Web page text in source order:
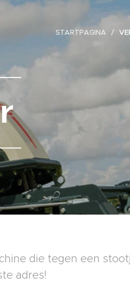
STARTPAGINA
die tegen een
adres!